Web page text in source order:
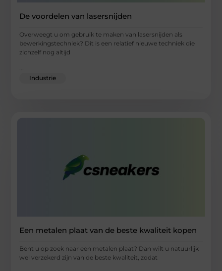
De voordelen van lasersnijden
Overweegt u om gebruik te maken van lasersnijden als
bewerkingstechniek? Dit is een relatief nieuwe techniek die
zichzelf nog altijd
...
Industrie
Een metalen plaat van de beste kwaliteit kopen
Bent u op zoek naar een metalen plaat? Dan wilt u natuurlijk
wel verzekerd zijn van de beste kwaliteit, zodat